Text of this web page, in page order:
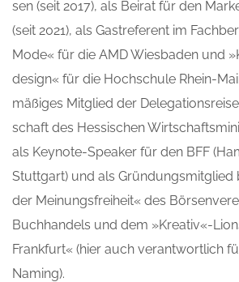
sen (seit 2017), als Bei­rat für den
(seit 2021), als Gast­re­fe­rent im
Mode« für die AMD Wies­ba­den und
de­sign« für die Hoch­schu­le Rhein-
mä­ßi­ges Mit­glied der
schaft des Hes­si­schen
als Key­note-Spea­k­er für den BFF
Stutt­gart) und als Grün­dungs­mit­glied
der Mei­nungs­frei­heit« des
Buch­han­dels und dem »Kreativ«-
Frank­furt« (hier auch ver­ant­wort­lich
Naming).